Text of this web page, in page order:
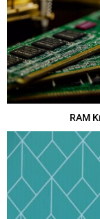
RAM